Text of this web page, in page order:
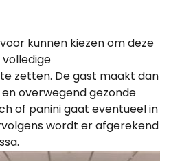
kunnen kiezen om deze
zetten. De gast maakt dan
overwegend gezonde
of panini gaat eventueel in
wordt er afgerekend